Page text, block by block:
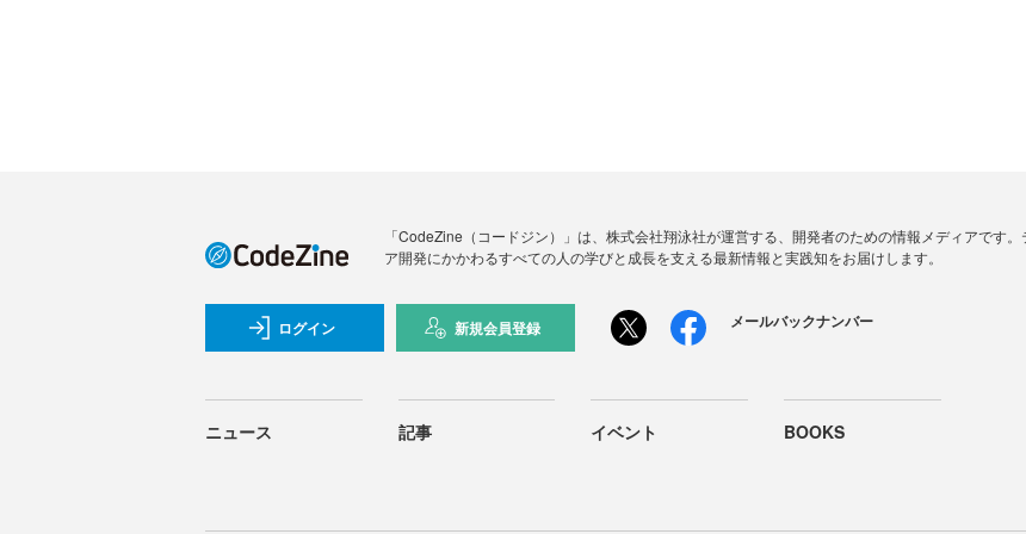
「CodeZine（コードジン）」は、株式会社翔泳社が運営する、開発者のための情報メディアです
ア開発にかかわるすべての人の学びと成長を支える最新情報と実践知をお届けします。
ログイン 新規会員登録 メールバックナンバー
ニュース 記事 イベント BOOKS